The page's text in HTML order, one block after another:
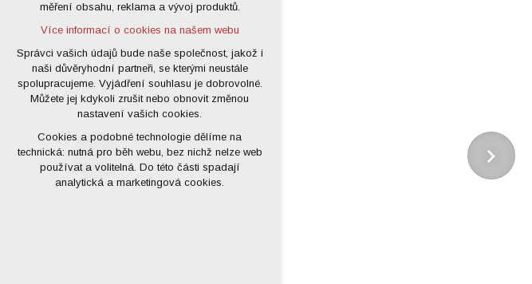
Volitelná cookies
analytická pro anonymizované
vyhodnocení návštěvnosti
marketingová cookies (Google)
Více informací o cookies na našem webu
Přijmout všechny cookies
Odmítnout vše
měření obsahu, reklama a vývoj produktů.
Více informací o cookies na našem webu
Správci vašich údajů bude naše společnost, jakož i
naši důvěryhodní partneři, se kterými neustále
spolupracujeme. Vyjádření souhlasu je dobrovolné.
Můžete jej kdykoli zrušit nebo obnovit změnou
nastavení vašich cookies.
Cookies a podobné technologie dělíme na
technická: nutná pro běh webu, bez nichž nelze web
používat a volitelná. Do této části spadají
analytická a marketingová cookies.